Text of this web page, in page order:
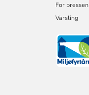
For pressen
Varsling